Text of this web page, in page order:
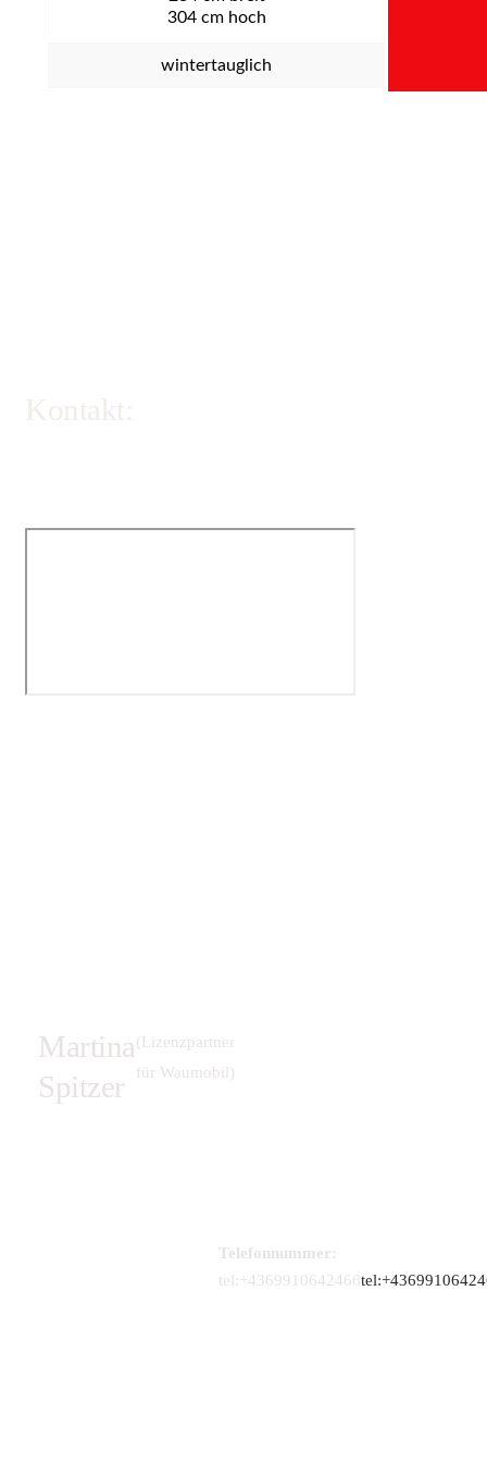
304cm hoch
wintertauglich
Martina
Spitzer
(Lizenzpartner
für Waumobil)
Telefonnummer:
tel:+4369910642466